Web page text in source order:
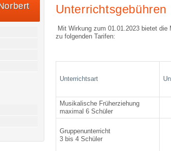
Unterrichtsgebühren
Mit Wirkung zum 01.01.2023 bietet
zu folgenden Tarifen:
Unterrichtsart
Musikalische Früherziehung
maximal 6 Schüler
Gruppenunterricht
3 bis 4 Schüler